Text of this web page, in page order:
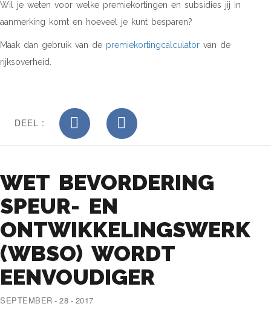
Wil je weten voor welke premiekortingen en subsidies jij in
aanmerking komt en hoeveel je kunt besparen?
Maak dan gebruik van de premiekortingcalculator van de
rijksoverheid.
DEEL :
WET BEVORDERING
SPEUR- EN
ONTWIKKELINGSWERK
(WBSO) WORDT
EENVOUDIGER
SEPTEMBER - 28 - 2017